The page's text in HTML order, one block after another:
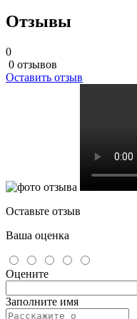
Отзывы
0
0 отзывов
Оставить отзыв
Оставьте отзыв
Ваша оценка
Оцените
Заполните имя